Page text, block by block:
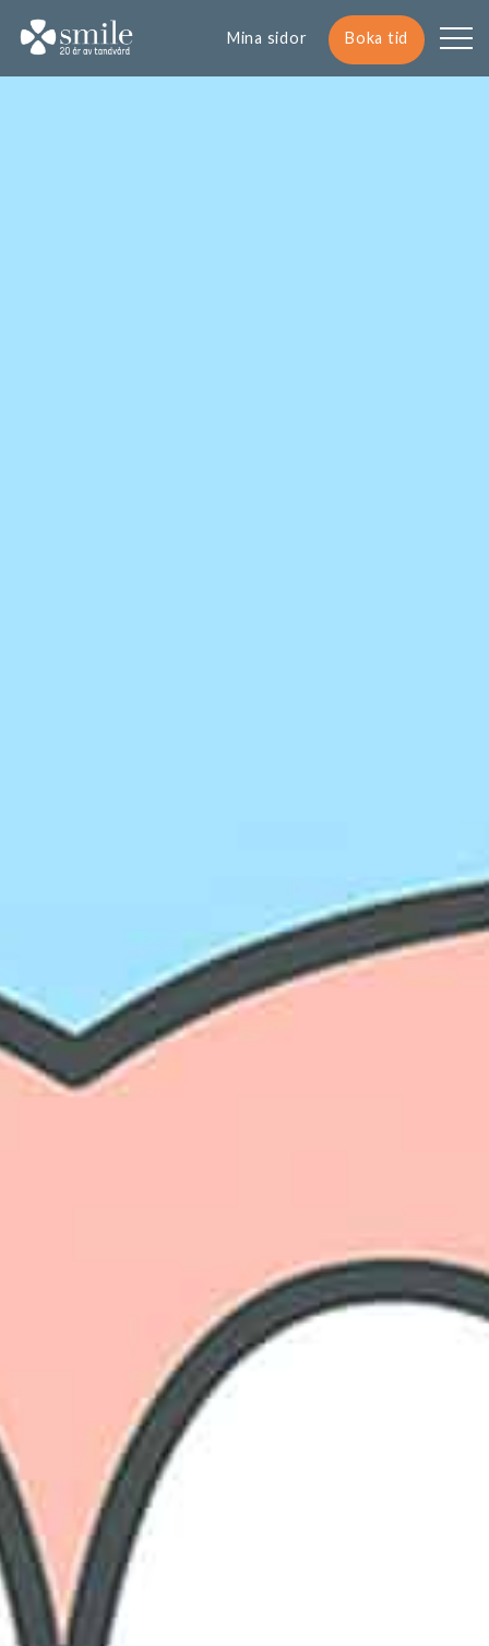
Mina sidor Boka tid